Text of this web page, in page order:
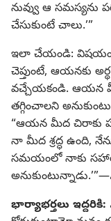
నువ్వు ఆ సమస్యను
చేసుకుంటే చాలు.’”
ఇలా చేయండి: విషయం
చెప్తుంటే, ఆయనకు
వచ్చేయకండి. ఆయన
తగ్గించాలని
“ఆయన మీద చిరాకు
నా మీద శ్రద్ధ ఉంది,
సమయంలో నాకు
అనుకుంటున్నాడు.’”—
భార్యాభర్తలు ఇద్దరికి: